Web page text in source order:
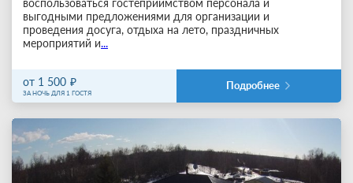
воспользоваться гостеприимством персонала и
выгодными предложениями для организации и
проведения досуга, отдыха на лето, праздничных
мероприятий и...
от 1 500
ЗА НОЧЬ ДЛЯ 1 ГОСТЯ
Подробнее